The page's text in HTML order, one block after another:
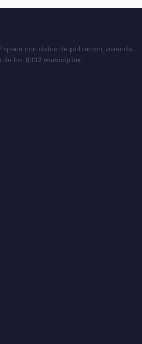
con datos de población, vivienda,
de los 8.132 municipios.